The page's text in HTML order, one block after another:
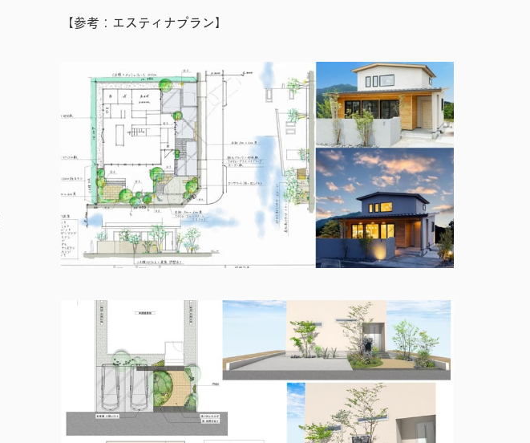
【参考：エスティナプラン】